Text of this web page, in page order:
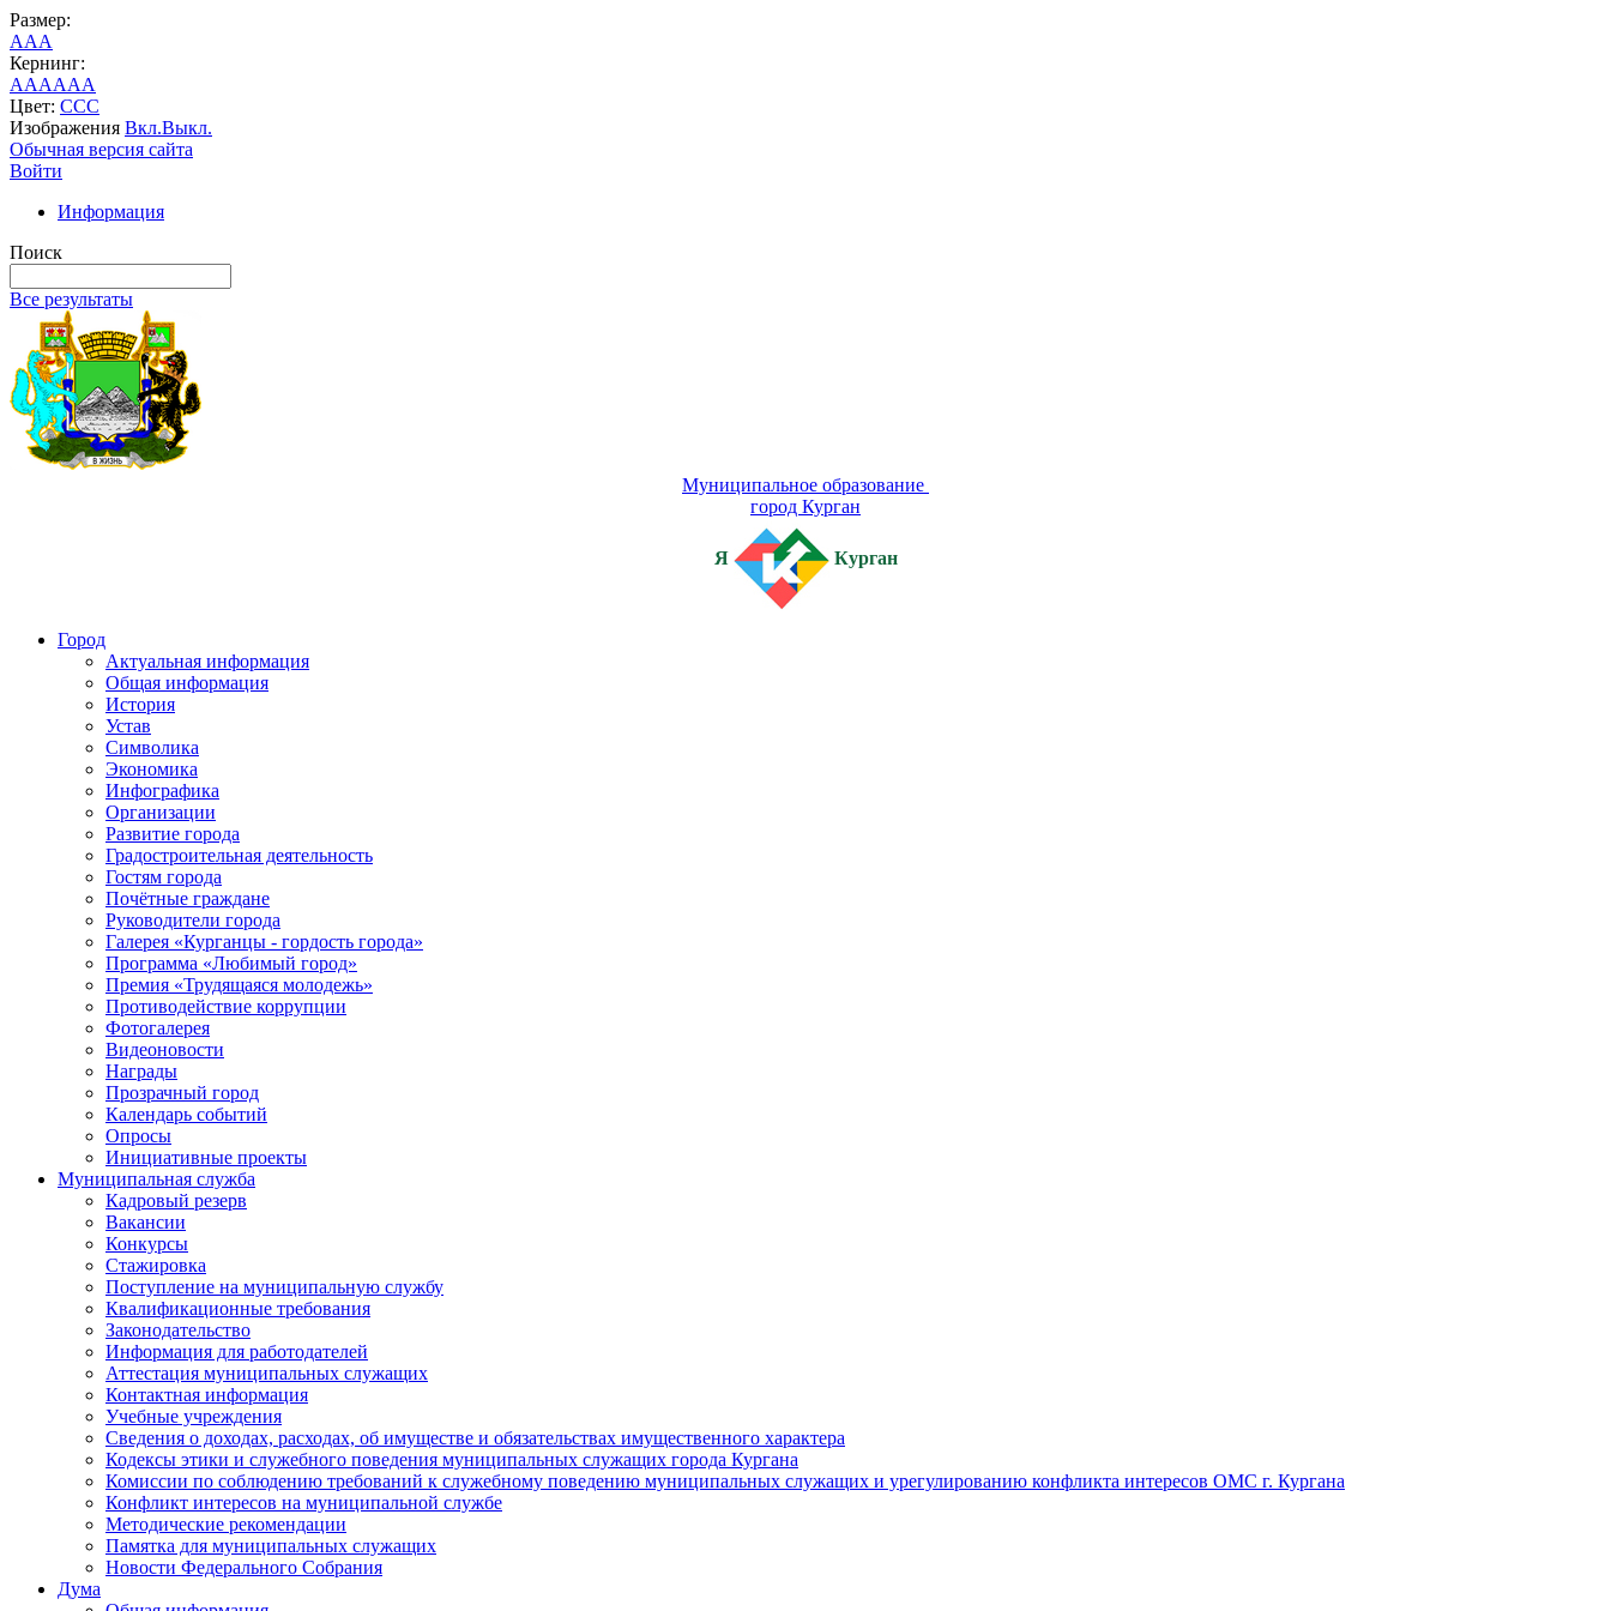
Размер:
AAA
Кернинг:
AAAAAA
Цвет: CCC
Изображения Вкл.Выкл.
Обычная версия сайта
Войти
Информация
Поиск
Все результаты
Муниципальное образование
город Курган
Я Курган
Город
Актуальная информация
Общая информация
История
Устав
Символика
Экономика
Инфографика
Организации
Развитие города
Градостроительная деятельность
Гостям города
Почётные граждане
Руководители города
Галерея «Курганцы - гордость города»
Программа «Любимый город»
Премия «Трудящаяся молодежь»
Противодействие коррупции
Фотогалерея
Видеоновости
Награды
Прозрачный город
Календарь событий
Опросы
Инициативные проекты
Муниципальная служба
Кадровый резерв
Вакансии
Конкурсы
Стажировка
Поступление на муниципальную службу
Квалификационные требования
Законодательство
Информация для работодателей
Аттестация муниципальных служащих
Контактная информация
Учебные учреждения
Сведения о доходах, расходах, об имуществе и обязательствах имущественного характера
Кодексы этики и служебного поведения муниципальных служащих города Кургана
Комиссии по соблюдению требований к служебному поведению муниципальных служащих и урегулированию конфликта интересов ОМС г. Кургана
Конфликт интересов на муниципальной службе
Методические рекомендации
Памятка для муниципальных служащих
Новости Федерального Cобрания
Дума